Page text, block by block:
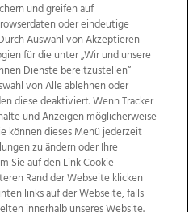
Kontakt
Jobs
und greifen auf
oder eindeutige
Auswahl von Akzeptieren
für die unter „Wir und unsere
Dienste bereitzustellen“
von Alle ablehnen oder
diese deaktiviert. Wenn Tracker
und Anzeigen möglicherweise
können dieses Menü jederzeit
zu ändern oder Ihre
Sie auf den Link Cookie
Rand der Webseite klicken
links auf der Webseite, falls